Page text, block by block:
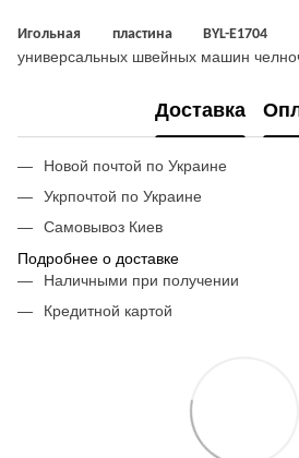
Игольная пластина BYL-E1704
универсальных швейных машин
Доставка
Новой почтой по Украине
Укрпочтой по Украине
Самовывоз Киев
Подробнее о доставке
Наличными при получении
Кредитной картой